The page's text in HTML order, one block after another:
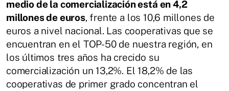
medio de la comercialización está en 4,2
millones de euros, frente a los 10,6 millones de
euros a nivel nacional. Las cooperativas que se
encuentran en el TOP-50 de nuestra región, en
los últimos tres años ha crecido su
comercialización un 13,2%. El 18,2% de las
cooperativas de primer grado concentran el